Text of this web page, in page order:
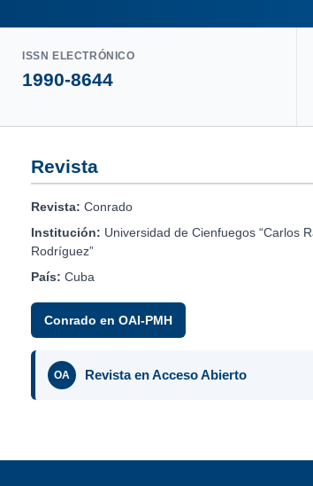
ISSN ELECTRÓNICO
1990-8644
Revista
Revista: Conrado
Institución: Universidad de Cienfuegos “Carlos
Rodríguez”
País: Cuba
Conrado en OAI-PMH
OA Revista en Acceso Abierto